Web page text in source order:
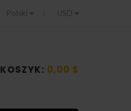
Polski USD
KOSZYK: 0,00 $